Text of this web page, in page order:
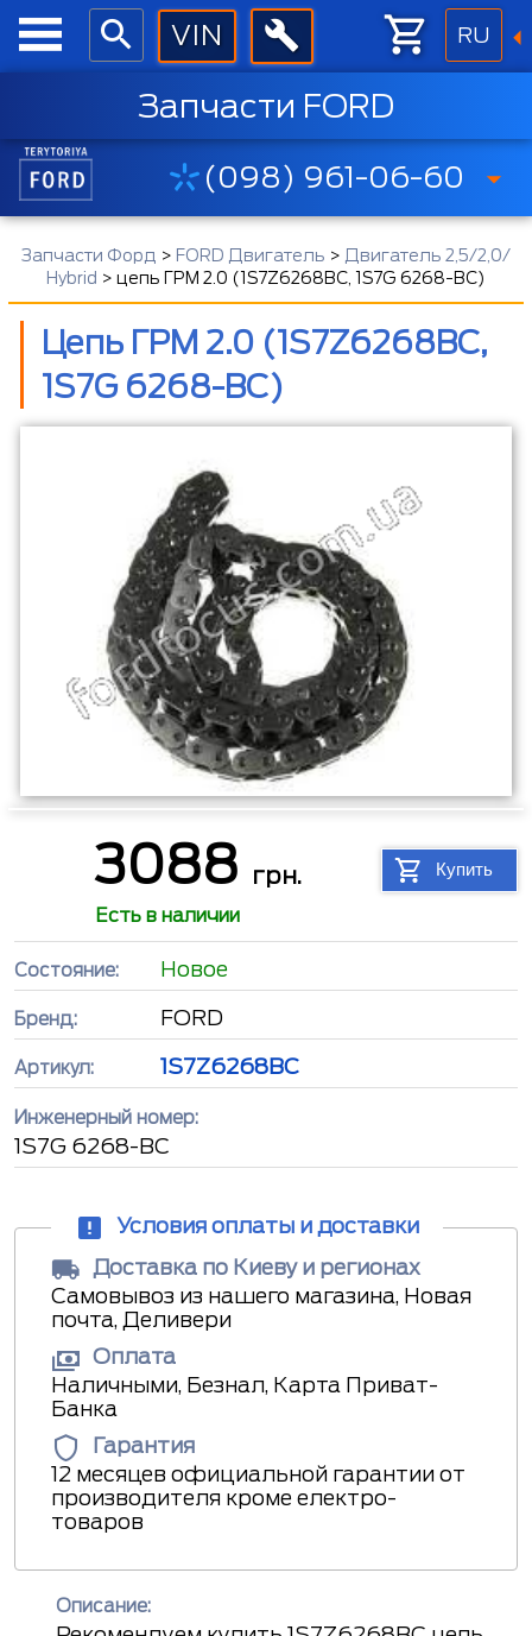
RU
Запчасти FORD
(098) 961-06-60
Запчасти Форд > FORD Двигатель > Двигатель 2,5/2,0/
Hybrid > цепь ГРМ 2.0 (1S7Z6268BC, 1S7G 6268-BC)
Цепь ГРМ 2.0 (1S7Z6268BC,
1S7G 6268-BC)
3088 грн. Купить
Есть в наличии
Состояние: Новое
Бренд: FORD
Артикул: 1S7Z6268BC
Инженерный номер:
1S7G 6268-BC
Условия оплаты и доставки
Доставка по Киеву и регионах
Самовывоз из нашего магазина, Новая
почта, Деливери
Оплата
Наличными, Безнал, Карта Приват-
Банка
Гарантия
12 месяцев официальной гарантии от
производителя кроме електро-
товаров
Описание: